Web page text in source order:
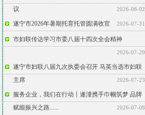
议
2026-08-02
遂宁市2026年暑期托育托管圆满收官 2026-07-31
市妇联传达学习市委八届十四次全会精神
2026-07-29
遂宁市妇联八届九次执委会召开 马英当选市妇联
主席
2026-07-23
服务企业，我们在行动丨遂潼携手巾帼筑梦 品牌
赋能振兴之路......
2026-07-08